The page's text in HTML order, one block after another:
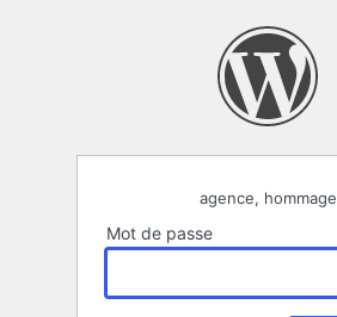
agence, hommage
Mot de passe